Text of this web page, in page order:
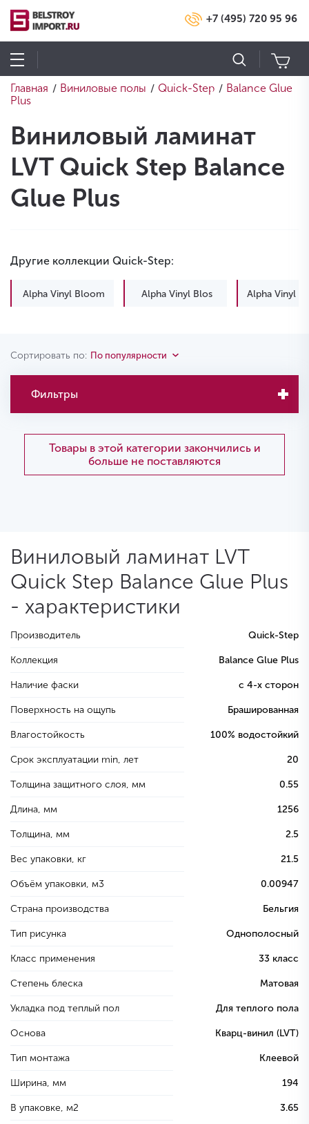
+7 (495) 720 95 96
Главная / Виниловые полы / Quick-Step / Balance Glue
Plus
Виниловый ламинат
LVT Quick Step Balance
Glue Plus
Другие коллекции Quick-Step:
Alpha Vinyl Bloom Alpha Vinyl Blos Alpha Vinyl
Сортировать по: По популярности
Фильтры
Товары в этой категории закончились и
больше не поставляются
Виниловый ламинат LVT
Quick Step Balance Glue Plus
- характеристики
Производитель Quick-Step
Коллекция Balance Glue Plus
Наличие фаски с 4-х сторон
Поверхность на ощупь Брашированная
Влагостойкость 100% водостойкий
Срок эксплуатации min, лет 20
Толщина защитного слоя, мм 0.55
Длина, мм 1256
Толщина, мм 2.5
Вес упаковки, кг 21.5
Объём упаковки, м3 0.00947
Страна производства Бельгия
Тип рисунка Однополосный
Класс применения 33 класс
Степень блеска Матовая
Укладка под теплый пол Для теплого пола
Основа Кварц-винил (LVT)
Тип монтажа Клеевой
Ширина, мм 194
В упаковке, м2 3.65